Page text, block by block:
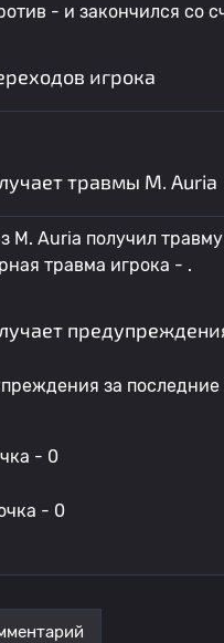
- и закончился со
игрока
травмы M. Auria
M. Auria получил
травма игрока - .
за последние
- 0
- 0